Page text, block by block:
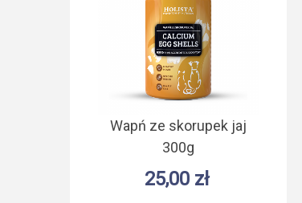
Wapń ze skorupek jaj
300g
25,00 zł